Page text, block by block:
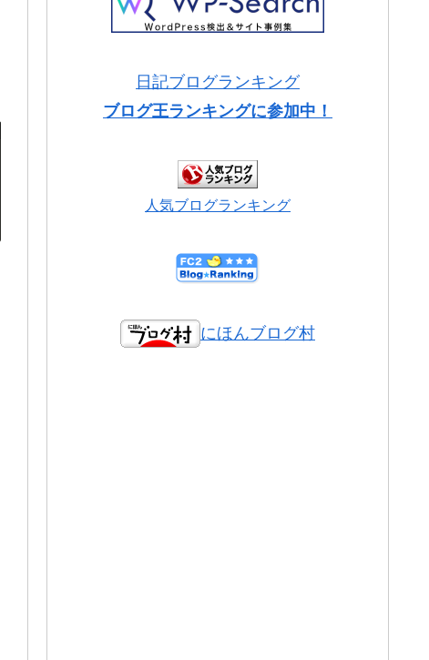
日記ブログランキング
ブログ王ランキングに参加中！
人気ブログランキング
にほんブログ村